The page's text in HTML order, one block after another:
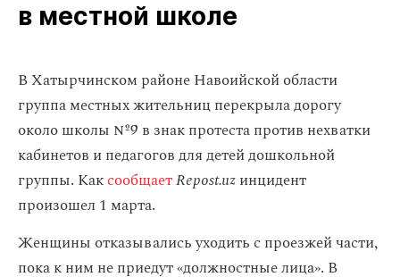
в местной школе
В Хатырчинском районе Навоийской области
группа местных жительниц перекрыла дорогу
около школы №9 в знак протеста против нехватки
кабинетов и педагогов для детей дошкольной
группы. КаксообщаетRepost.uzинцидент
произошел 1 марта.
Женщины отказывались уходить с проезжей части,
пока к ним не приедут «должностные лица». В